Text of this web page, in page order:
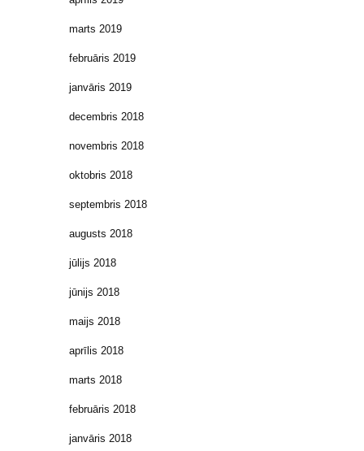
marts 2019
februāris 2019
janvāris 2019
decembris 2018
novembris 2018
oktobris 2018
septembris 2018
augusts 2018
jūlijs 2018
jūnijs 2018
maijs 2018
aprīlis 2018
marts 2018
februāris 2018
janvāris 2018